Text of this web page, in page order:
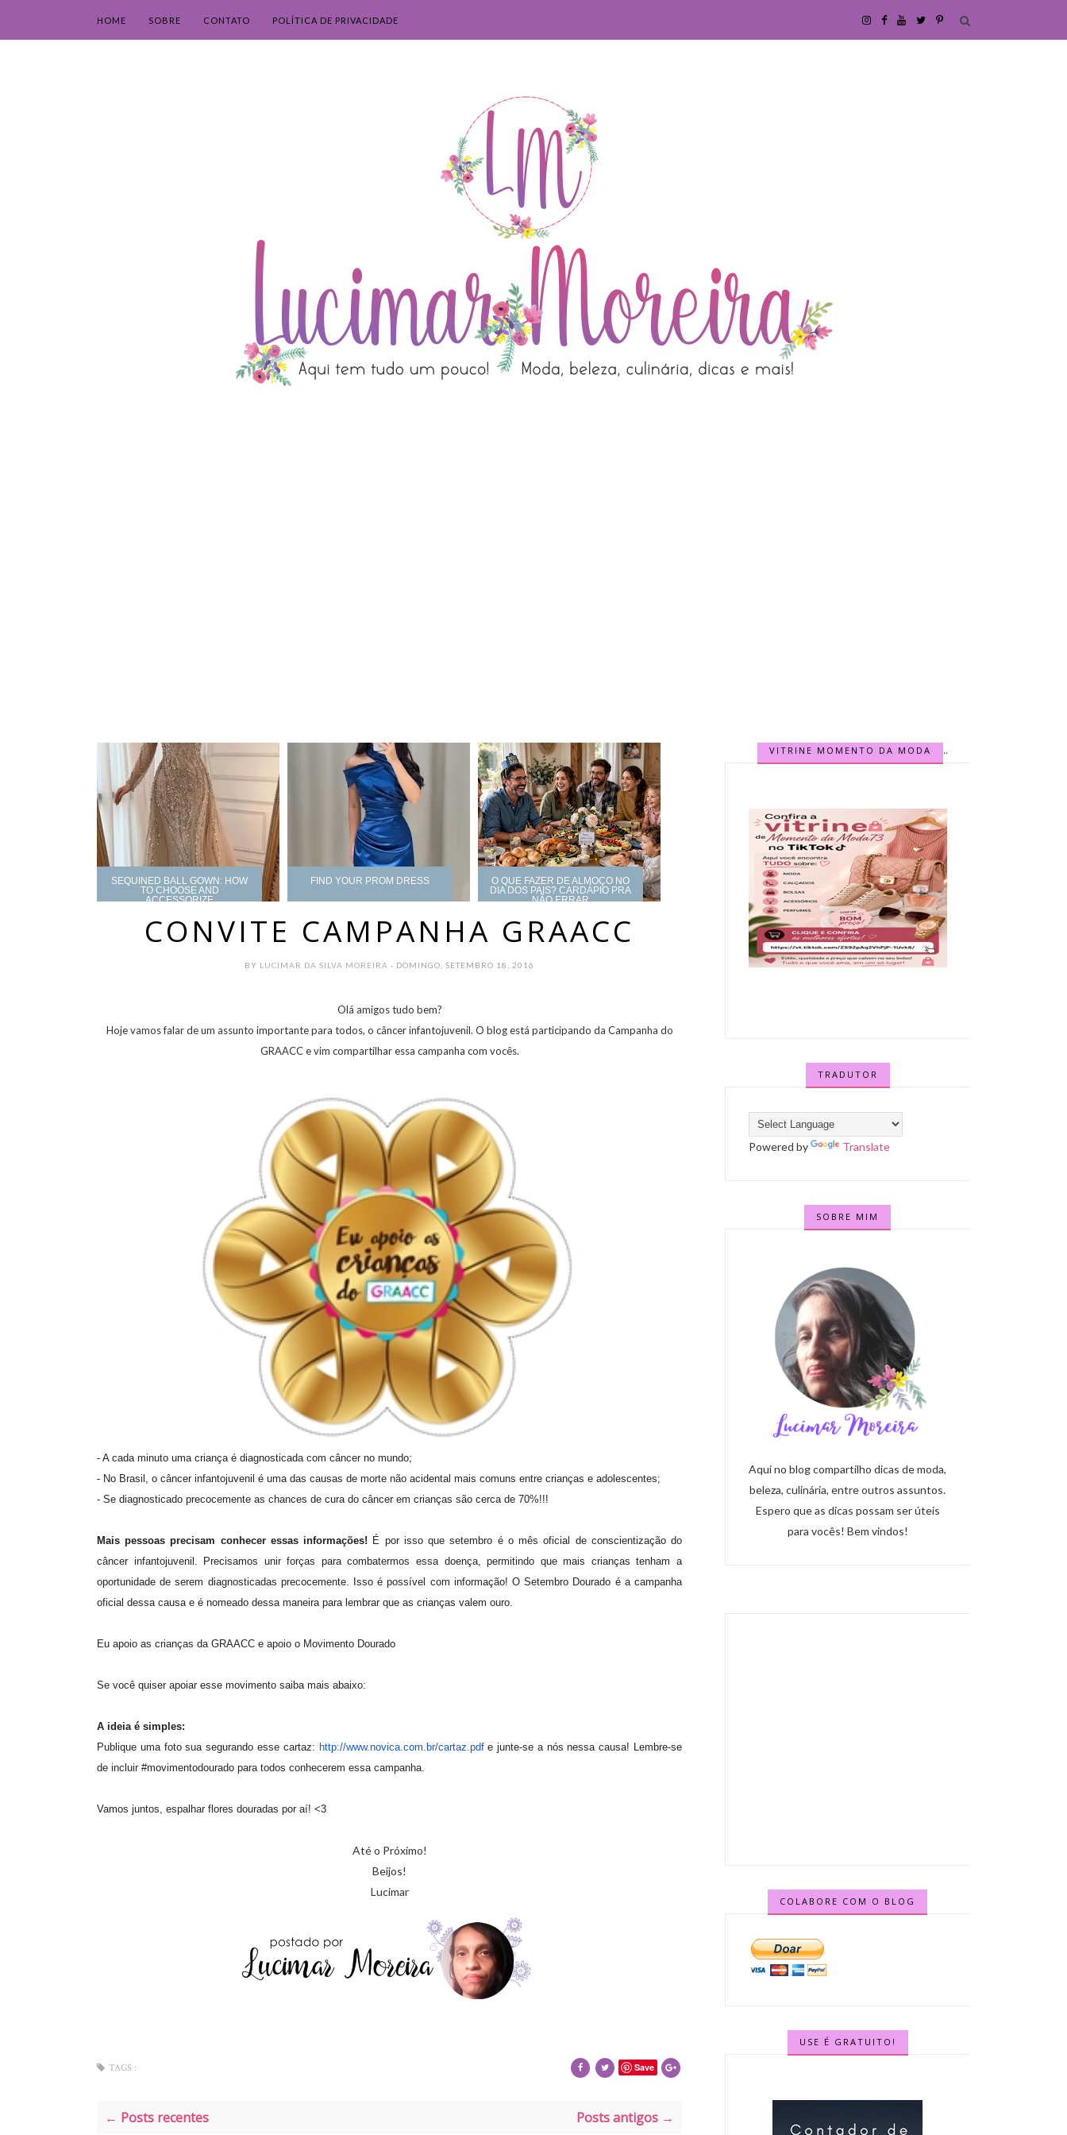
HOME SOBRE CONTATO POLÍTICA DE PRIVACIDADE
SEQUINED BALL GOWN: HOW
TO CHOOSE AND
ACCESSORIZE
FIND YOUR PROM DRESS
O QUE FAZER DE ALMOÇO NO
DIA DOS PAIS? CARDÁPIO PRA
NÃO ERRAR
CONVITE CAMPANHA GRAACC
BY LUCIMAR DA SILVA MOREIRA - DOMINGO, SETEMBRO 18, 2016
Olá amigos tudo bem?
Hoje vamos falar de um assunto importante para todos, o câncer infantojuvenil. O blog está participando da Campanha do
GRAACC e vim compartilhar essa campanha com vocês.
- A cada minuto uma criança é diagnosticada com câncer no mundo;
- No Brasil, o câncer infantojuvenil é uma das causas de morte não acidental mais comuns entre crianças e adolescentes;
- Se diagnosticado precocemente as chances de cura do câncer em crianças são cerca de 70%!!!
Mais pessoas precisam conhecer essas informações! É por isso que setembro é o mês oficial de conscientização do
câncer infantojuvenil. Precisamos unir forças para combatermos essa doença, permitindo que mais crianças tenham a
oportunidade de serem diagnosticadas precocemente. Isso é possível com informação! O Setembro Dourado é a campanha
oficial dessa causa e é nomeado dessa maneira para lembrar que as crianças valem ouro.
Eu apoio as crianças da GRAACC e apoio o Movimento Dourado
Se você quiser apoiar esse movimento saiba mais abaixo:
A ideia é simples:
Publique uma foto sua segurando esse cartaz: http://www.novica.com.br/cartaz.pdfe junte-se a nós nessa causa! Lembre-se
de incluir #movimentodourado para todos conhecerem essa campanha.
Vamos juntos, espalhar flores douradas por aí! <3
Até o Próximo!
Beijos!
Lucimar
Save
TAGS :
← Posts recentes Posts antigos →
VITRINE MOMENTO DA MODA
TRADUTOR
Powered by Translate
SOBRE MIM
Aqui no blog compartilho dicas de moda,
beleza, culinária, entre outros assuntos.
Espero que as dicas possam ser úteis
para vocês! Bem vindos!
COLABORE COM O BLOG
USE É GRATUITO!